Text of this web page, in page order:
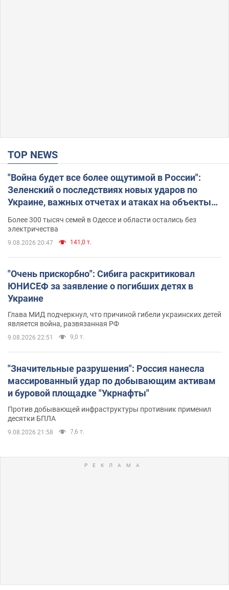
TOP NEWS
"Война будет все более ощутимой в России":
Зеленский о последствиях новых ударов по
Украине, важных отчетах и атаках на объекты
противника. Видео
Более 300 тысяч семей в Одессе и области остались без
электричества
9.08.2026 20:47 141,0 т.
"Очень прискорбно": Сибига раскритиковал
ЮНИСЕФ за заявление о погибших детях в
Украине
Глава МИД подчеркнул, что причиной гибели украинских детей
является война, развязанная РФ
9.08.2026 22:51 9,0 т.
"Значительные разрушения": Россия нанесла
массированный удар по добывающим активам
и буровой площадке "Укрнафты"
Против добывающей инфраструктуры противник применил
десятки БПЛА
9.08.2026 21:58 7,6 т.